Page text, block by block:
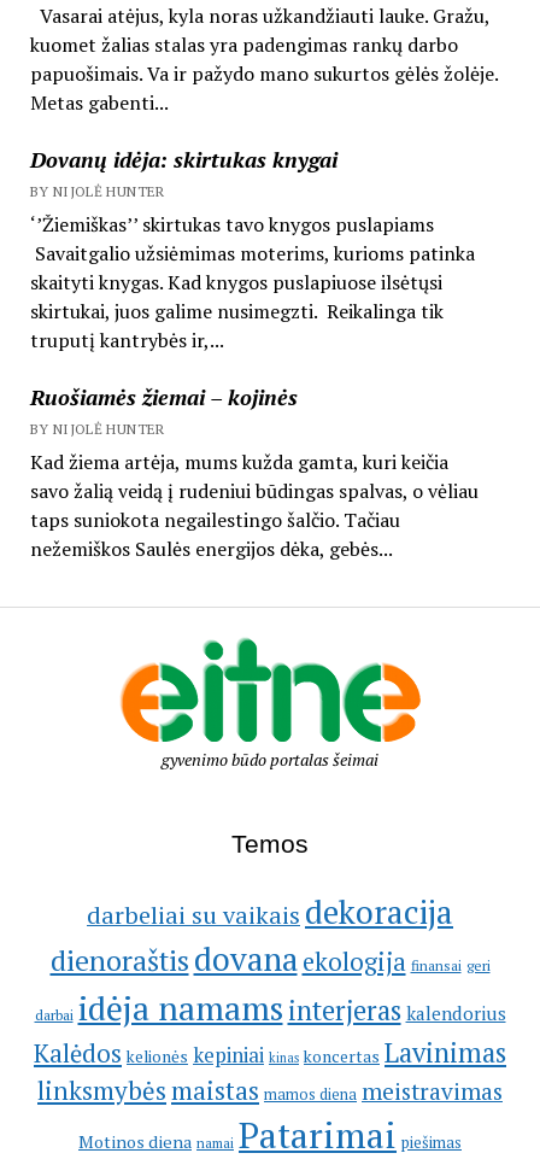
Vasarai atėjus, kyla noras užkandžiauti lauke. Gražu,
kuomet žalias stalas yra padengimas rankų darbo
papuošimais. Va ir pažydo mano sukurtos gėlės žolėje.
Metas gabenti...
Dovanų idėja: skirtukas knygai
BY NIJOLĖ HUNTER
‘’Žiemiškas’’ skirtukas tavo knygos puslapiams
Savaitgalio užsiėmimas moterims, kurioms patinka
skaityti knygas. Kad knygos puslapiuose ilsėtųsi
skirtukai, juos galime nusimegzti. Reikalinga tik
truputį kantrybės ir,...
Ruošiamės žiemai – kojinės
BY NIJOLĖ HUNTER
Kad žiema artėja, mums kužda gamta, kuri keičia
savo žalią veidą į rudeniui būdingas spalvas, o vėliau
taps suniokota negailestingo šalčio. Tačiau
nežemiškos Saulės energijos dėka, gebės...
gyvenimo būdo portalas šeimai
Temos
darbeliai su vaikais dekoracija
dienoraštisdovana ekologija finansai geri
darbai idėja namams interjeras kalendorius
Kalėdos kelionės kepiniai kinas koncertas Lavinimas
linksmybėsmaistas mamos diena meistravimas
Motinos diena namai Patarimai piešimas